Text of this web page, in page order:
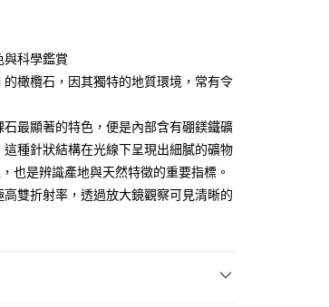
含以上)免運費
含以上)免運費
含以上)免運費
含以上)免運費
與科學鑑賞
橄欖石，因其獨特的地質環境，常有令
最顯著的特色，便是內部含有硼鎂鐵礦
種針狀結構在光線下呈現出細膩的礦物
也是辨識產地與天然特徵的重要指標。
雙折射率，透過放大鏡觀察可見清晰的